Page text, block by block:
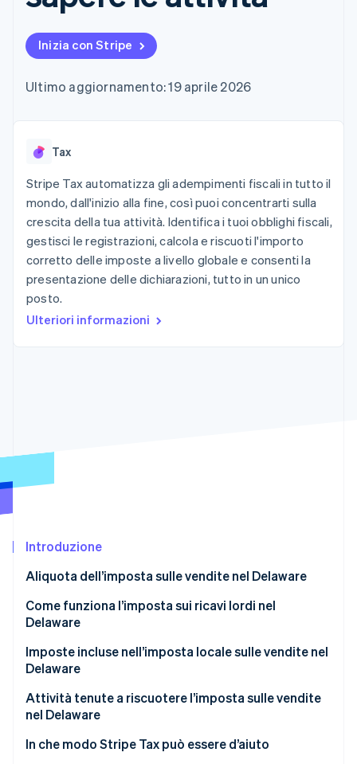
utente
flessibile
Metodi di
pagamento
Accesso a
oltre 125
Pagamenti di
Authorization
Accettazione
Link
Pagamento
accelerato
Financial
Connections
Conti finanziari
collegati
Automazione
Stripe Sigma
Report
personalizzati
Sincronizzazione
Rimozione del carbonio
Stripe Sessions 2026
Scopri come Stripe sta costruendo l'infrastruttura
Guarda ora
Gestione del denaro
SaaS
Ospitalità, viaggi e
tempo libero
Assicurazione
Media e
intrattenimento
Organizzazioni non
profit
Servizi professionali
Commercio al dettaglio
Gestire gli
Offrire addebiti in base
all'utilizzo
garantite da stablecoin
gestisci i servizi con gli
Risorse
Integrazioni app
Esempi di codice
Blog per sviluppatori
Stato dell'API
Conferenza annuale
Sessions
Sala stampa
Stripe Press
Contattaci
Diventa nostro partner
Inizia con Stripe
Ultimo aggiornamento: 19 aprile 2026
Tax
Stripe Tax automatizza gli adempimenti fiscali in tutto il
mondo, dall'inizio alla fine, così puoi concentrarti sulla
crescita della tua attività. Identifica i tuoi obblighi fiscali,
gestisci le registrazioni, calcola e riscuoti l'importo
corretto delle imposte a livello globale e consenti la
presentazione delle dichiarazioni, tutto in un unico
posto.
Ulteriori informazioni
Introduzione
Aliquota dell’imposta sulle vendite nel Delaware
Come funziona l’imposta sui ricavi lordi nel
Delaware
Imposte incluse nell’imposta locale sulle vendite nel
Delaware
Attività tenute a riscuotere l’imposta sulle vendite
nel Delaware
In che modo Stripe Tax può essere d’aiuto